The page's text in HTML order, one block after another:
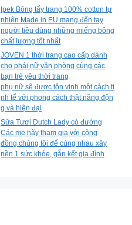
Ipek Bông tẩy trang 100% cotton tự
nhiên Made in EU mang đến tay
người tiêu dùng những miếng bông
chất lượng tốt nhất
JOVEN 1 thời trang cao cấp dành
cho phái nữ văn phòng cùng các
bạn trẻ yêu thời trang
phụ nữ sẽ được tôn vinh một cách ti
nh tế với phong cách thật năng độn
g và hiện đại
Sữa Tươi Dutch Lady có đường
Các mẹ hãy tham gia với cộng
đồng chúng tôi để cùng nhau xây
nền 1 sức khỏe, gắn kết gia đình